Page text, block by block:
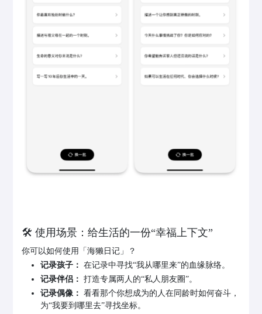
🛠️ 使用场景：给生活的一份“幸福上下文”
你可以如何使用「海獭日记」？
记录孩子： 在记录中寻找“我从哪里来”的血缘脉络。
记录伴侣： 打造专属两人的“私人朋友圈”。
记录偶像： 看看那个你想成为的人在同龄时如何奋斗，
为“我要到哪里去”寻找坐标。